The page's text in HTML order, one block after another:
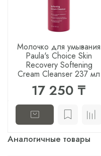
Молочко для умывания
Paula's Choice Skin
Recovery Softening
Cream Cleanser 237 мл
17 250 ₸
Аналогичные товары